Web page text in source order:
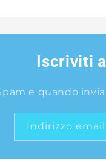
Iscriviti
e quando
Indirizzo email